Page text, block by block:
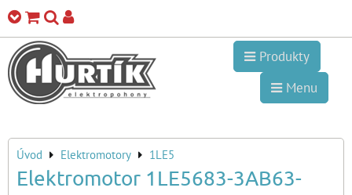
Produkty
Menu
Úvod Elektromotory 1LE5
Elektromotor 1LE5683-3AB63-